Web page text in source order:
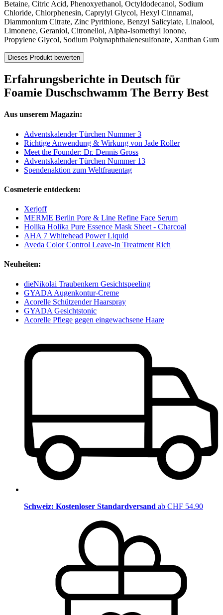
Betaine, Citric Acid, Phenoxyethanol, Octyldodecanol, Sodium
Chloride, Chlorphenesin, Caprylyl Glycol, Hexyl Cinnamal,
Diammonium Citrate, Zinc Pyrithione, Benzyl Salicylate, Linalool,
Limonene, Geraniol, Citronellol, Alpha-Isomethyl Ionone,
Propylene Glycol, Sodium Polynaphthalenesulfonate, Xanthan Gum
Dieses Produkt bewerten
Erfahrungsberichte in Deutsch für
Foamie Duschschwamm The Berry Best
Aus unserem Magazin:
Adventskalender Türchen Nummer 3
Richtige Anwendung & Wirkung von Jade Roller
Meet the Founder: Dr. Dennis Gross
Adventskalender Türchen Nummer 13
Spendenaktion zum Weltfrauentag
Cosmeterie entdecken:
Xerjoff
MERME Berlin Pore & Line Refine Face Serum
Holika Holika Pure Essence Mask Sheet - Charcoal
AHA 7 Whitehead Power Liquid
Aveda Color Control Leave-In Treatment Rich
Neuheiten:
dieNikolai Traubenkern Gesichtspeeling
GYADA Augenkontur-Creme
Acorelle Schützender Haarspray
GYADA Gesichtstonic
Acorelle Pflege gegen eingewachsene Haare
Schweiz: Kostenloser Standardversand ab CHF 54.90